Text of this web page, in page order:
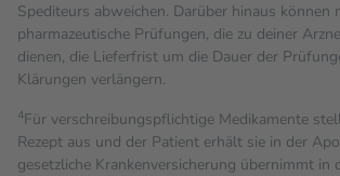
Spediteurs abweichen. Darüber hinaus können
pharmazeutische Prüfungen, die zu deiner
dienen, die Lieferfrist um die Dauer der
Klärungen verlängern.
4Für verschreibungspflichtige Medikamente
Rezept aus und der Patient erhält sie in der
gesetzliche Krankenversicherung übernimmt in